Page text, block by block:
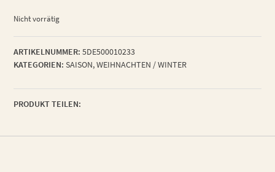
Nicht vorrätig
ARTIKELNUMMER: 5DE500010233
KATEGORIEN: SAISON,WEIHNACHTEN / WINTER
PRODUKT TEILEN: